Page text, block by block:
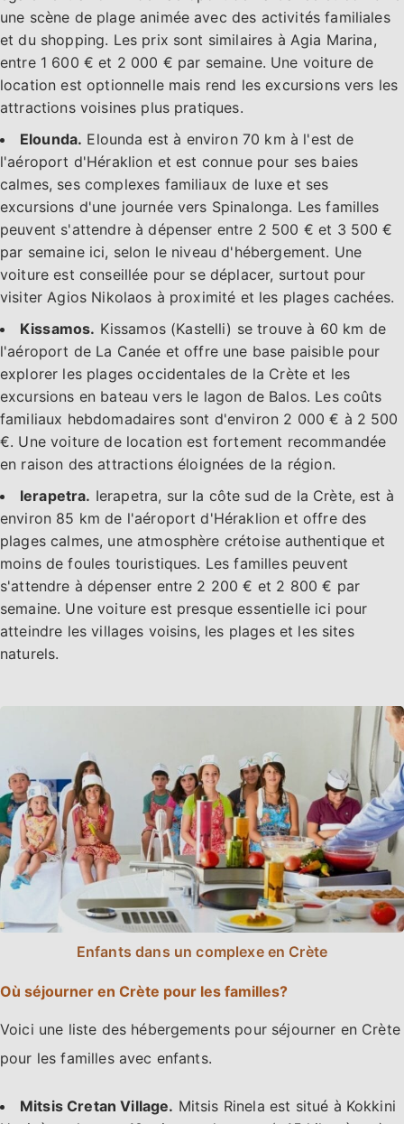
une scène de plage animée avec des activités familiales
et du shopping. Les prix sont similaires à Agia Marina,
entre 1 600 € et 2 000 € par semaine. Une voiture de
location est optionnelle mais rend les excursions vers les
attractions voisines plus pratiques.
Elounda. Elounda est à environ 70 km à l'est de
l'aéroport d'Héraklion et est connue pour ses baies
calmes, ses complexes familiaux de luxe et ses
excursions d'une journée vers Spinalonga. Les familles
peuvent s'attendre à dépenser entre 2 500 € et 3 500 €
par semaine ici, selon le niveau d'hébergement. Une
voiture est conseillée pour se déplacer, surtout pour
visiter Agios Nikolaos à proximité et les plages cachées.
Kissamos. Kissamos (Kastelli) se trouve à 60 km de
l'aéroport de La Canée et offre une base paisible pour
explorer les plages occidentales de la Crète et les
excursions en bateau vers le lagon de Balos. Les coûts
familiaux hebdomadaires sont d'environ 2 000 € à 2 500
€. Une voiture de location est fortement recommandée
en raison des attractions éloignées de la région.
Ierapetra. Ierapetra, sur la côte sud de la Crète, est à
environ 85 km de l'aéroport d'Héraklion et offre des
plages calmes, une atmosphère crétoise authentique et
moins de foules touristiques. Les familles peuvent
s'attendre à dépenser entre 2 200 € et 2 800 € par
semaine. Une voiture est presque essentielle ici pour
atteindre les villages voisins, les plages et les sites
naturels.
Enfants dans un complexe en Crète
Où séjourner en Crète pour les familles?
Voici une liste des hébergements pour séjourner en Crète
pour les familles avec enfants.
Mitsis Cretan Village. Mitsis Rinela est situé à Kokkini